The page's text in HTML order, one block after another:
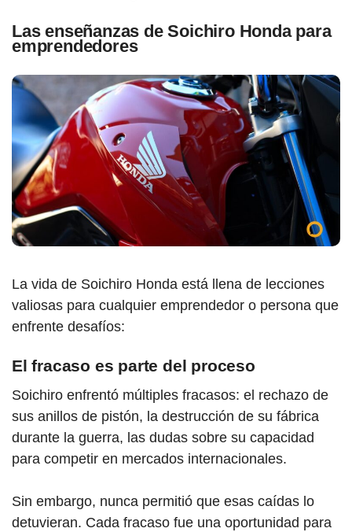
Las enseñanzas de Soichiro Honda para
emprendedores
La vida de Soichiro Honda está llena de lecciones
valiosas para cualquier emprendedor o persona que
enfrente desafíos:
El fracaso es parte del proceso
Soichiro enfrentó múltiples fracasos: el rechazo de
sus anillos de pistón, la destrucción de su fábrica
durante la guerra, las dudas sobre su capacidad
para competir en mercados internacionales.
Sin embargo, nunca permitió que esas caídas lo
detuvieran. Cada fracaso fue una oportunidad para